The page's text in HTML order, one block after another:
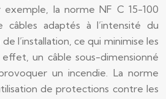
exemple, la norme NF C 15-100
câbles adaptés à l’intensité du
l’installation, ce qui minimise les
effet, un câble sous-dimensionné
un incendie. La norme
de protections contre les